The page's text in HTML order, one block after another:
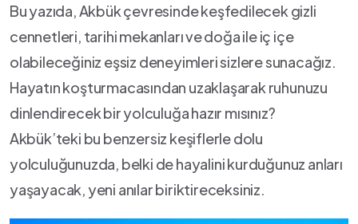
Bu ⁤yazıda, Akbük çevresinde keşfedilecek gizli
cennetleri, tarihi mekanları ve ⁢doğa ile‍ iç içe
olabileceğiniz eşsiz deneyimleri sizlere sunacağız.
Hayatın koşturmacasından uzaklaşarak ruhunuzu
dinlendirecek⁤ bir yolculuğa hazır mısınız?
⁢Akbük’teki bu benzersiz keşiflerle dolu
yolculuğunuzda, belki de hayalini kurduğunuz anları
yaşayacak, ​yeni anılar ​biriktireceksiniz.